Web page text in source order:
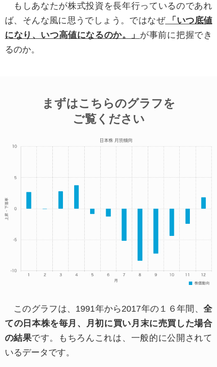
商品やサービス、プレゼント、キャンペーンの案内および情報提供
商品配達やアフターサービス等の販売サービスに関する一般業務
ご意見、ご感想およびアンケート依頼
商品やサービスに関する統計的資料の作成
当社の経営方針もしくは営業戦略の策定・改善を目的とした調査・検討
体制のもと保管し、安全性の確保に努めておりま
すが、以下の事由による紛失・破壊・改ざん・漏
ご注意ください。
インターネット上にお客様自身が個人情報を開示した場合
弊社以外のWebサイトにて個人情報を開示された場合
お客様が利用する端末から個人情報が漏えいした場合
各種サービスの申込みフォームにてメールアドレスを間違われた場合
※登録されたアドレスへ確認のため申込み情報
を自動返信している関係上、間違われたアドレス
へも申込み情報が自動配信されます。
また当社のWebサイトは、外部のサイトへのリ
ンクを含んでおりますが、リンク先のサイトにお
を負いかねます。
■第三者への提供
警察や裁判所等の公的機関から法的に基づく照
もしあなたが株式投資を長年行っているのであれ
ば、そんな風に思うでしょう。ではなぜ「いつ底値
になり、いつ高値になるのか。」 が事前に把握でき
るのか。
まずはこちらのグラフを
ご覧ください
このグラフは、1991年から2017年の１６年間、 全
ての日本株を毎月、月初に買い月末に売買した場合
の結果です。もちろんこれは、一般的に公開されて
いるデータです。